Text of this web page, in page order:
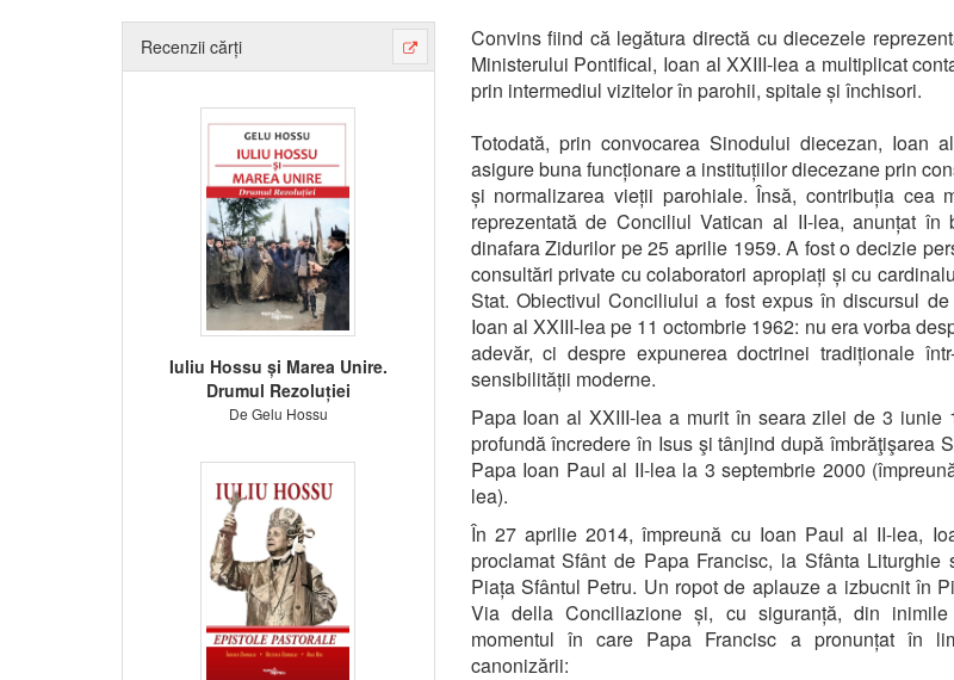
Recenzii cărți
Iuliu Hossu și Marea Unire.
Drumul Rezoluției
De Gelu Hossu
Convins fiind că legătura directă cu diecezele
Ministerului Pontifical, Ioan al XXIII-lea a multiplicat
prin intermediul vizitelor în parohii, spitale și închisori.
Totodată, prin convocarea Sinodului diecezan, Ioan
asigure buna funcționare a instituțiilor diecezane prin
și normalizarea vieții parohiale. Însă, contribuția cea
reprezentată de Conciliul Vatican al II-lea, anunțat în
dinafara Zidurilor pe 25 aprilie 1959. A fost o decizie
consultări private cu colaboratori apropiați și cu
Stat. Obiectivul Conciliului a fost expus în discursul
Ioan al XXIII-lea pe 11 octombrie 1962: nu era vorba
adevăr, ci despre expunerea doctrinei tradiționale
sensibilității moderne.
Papa Ioan al XXIII-lea a murit în seara zilei de 3 iunie
profundă încredere în Isus şi tânjind după îmbrăţişarea
Papa Ioan Paul al II-lea la 3 septembrie 2000
lea).
În 27 aprilie 2014,împreună cu Ioan Paul al II-lea,
proclamat Sfânt de Papa Francisc, la Sfânta Liturghie
Piața Sfântul Petru. Un ropot de aplauze a izbucnit în
Via della Conciliazione și, cu siguranță, din
momentul în care Papa Francisc a pronunțat în
canonizării: